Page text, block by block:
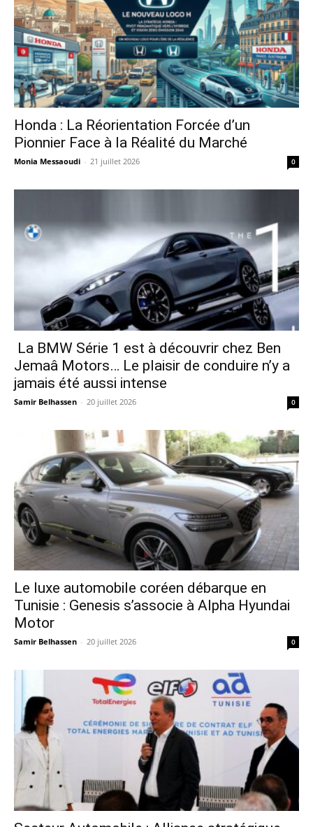
Honda : La Réorientation Forcée d’un
Pionnier Face à la Réalité du Marché
Monia Messaoudi - 21 juillet 2026 0
La BMW Série 1 est à découvrir chez Ben
Jemaâ Motors… Le plaisir de conduire n’y a
jamais été aussi intense
Samir Belhassen - 20 juillet 2026 0
Le luxe automobile coréen débarque en
Tunisie : Genesis s’associe à Alpha Hyundai
Motor
Samir Belhassen - 20 juillet 2026 0